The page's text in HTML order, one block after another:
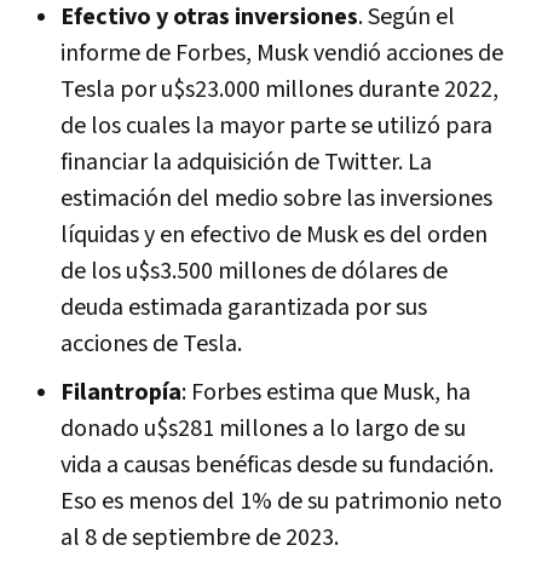
Efectivo y otras inversiones. Según el
informe de Forbes, Musk vendió acciones de
Tesla por u$s23.000 millones durante 2022,
de los cuales la mayor parte se utilizó para
financiar la adquisición de Twitter. La
estimación del medio sobre las inversiones
líquidas y en efectivo de Musk es del orden
de los u$s3.500 millones de dólares de
deuda estimada garantizada por sus
acciones de Tesla.
Filantropía: Forbes estima que Musk, ha
donado u$s281 millones a lo largo de su
vida a causas benéficas desde su fundación.
Eso es menos del 1% de su patrimonio neto
al 8 de septiembre de 2023.